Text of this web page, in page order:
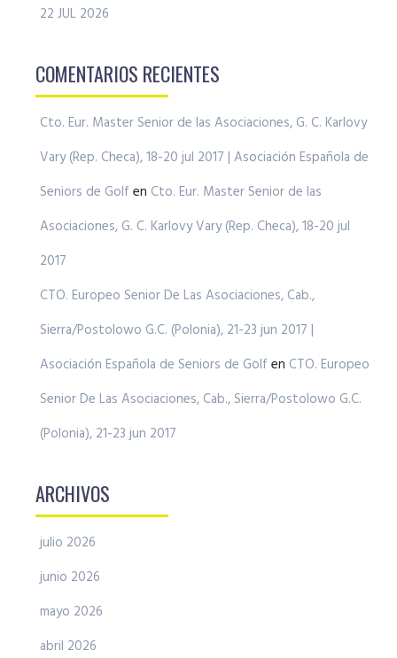
22 JUL 2026
COMENTARIOS RECIENTES
Cto. Eur. Master Senior de las Asociaciones, G. C. Karlovy
Vary (Rep. Checa), 18-20 jul 2017 | Asociación Española de
Seniors de Golf en Cto. Eur. Master Senior de las
Asociaciones, G. C. Karlovy Vary (Rep. Checa), 18-20 jul
2017
CTO. Europeo Senior De Las Asociaciones, Cab.,
Sierra/Postolowo G.C. (Polonia), 21-23 jun 2017 |
Asociación Española de Seniors de Golf en CTO. Europeo
Senior De Las Asociaciones, Cab., Sierra/Postolowo G.C.
(Polonia), 21-23 jun 2017
ARCHIVOS
julio 2026
junio 2026
mayo 2026
abril 2026